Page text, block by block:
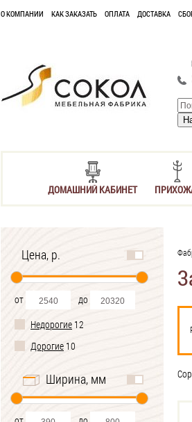
О КОМПАНИИ КАК ЗАКАЗАТЬ ОПЛАТА ДОСТАВКА
ДОМАШНИЙ КАБИНЕТ
Цена, р.
от
до
Недорогие 12
Дорогие 10
Ширина, мм